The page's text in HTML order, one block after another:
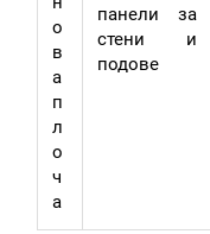
о
в
а
п
л
о
ч
а
панели за
стени и
подове